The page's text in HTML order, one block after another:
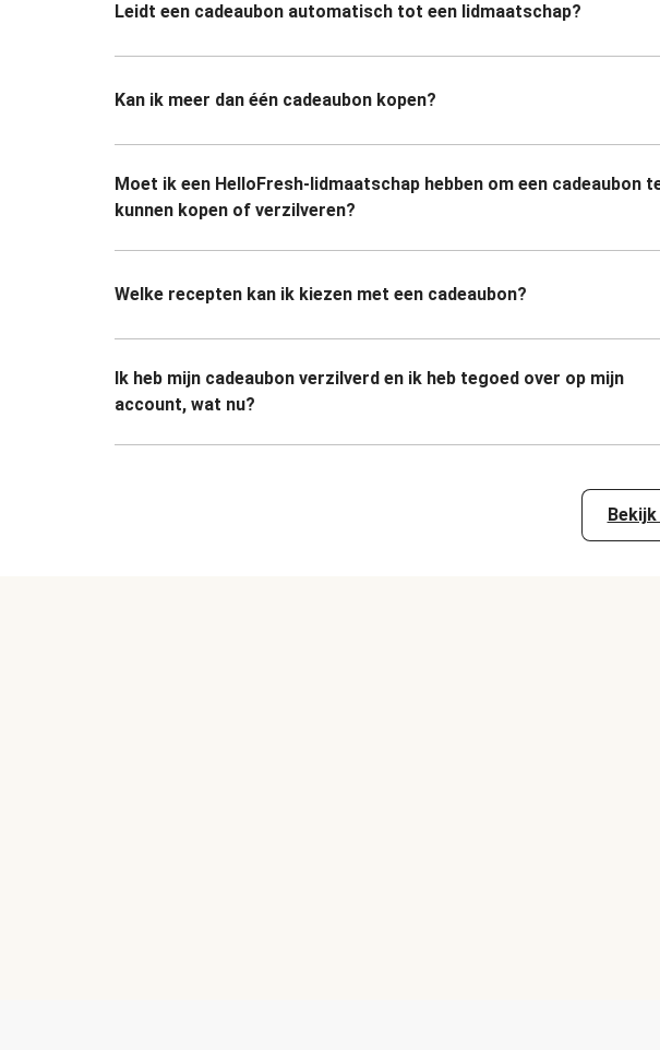
Leidt een cadeaubon automatisch tot een lidmaatschap?
Kan ik meer dan één cadeaubon kopen?
Moet ik een HelloFresh-lidmaatschap hebben om een cadeaubon
kunnen kopen of verzilveren?
Welke recepten kan ik kiezen met een cadeaubon?
Ik heb mijn cadeaubon verzilverd en ik heb tegoed over op mijn
account, wat nu?